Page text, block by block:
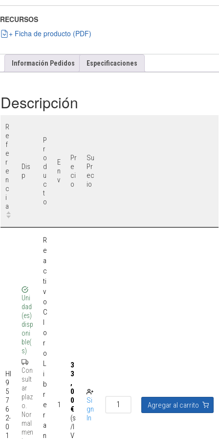
RECURSOS
+ Ficha de producto (PDF)
Información Pedidos Especificaciones
Descripción
R
e
f
e
r
e
n
c
i
a
Dis
p
P
r
o
d
u
c
t
o
E
n
v
Pr
e
ci
o
Su
Pr
ec
io
HI
9
5
7
6
2-
0
1
Uni
dad
(es)
disp
oni
ble(
s)
Con
sult
ar
plaz
o.
Nor
mal
men
R
e
a
c
ti
v
o
C
l
o
r
o
L
i
b
r
e
r
a
n
1
3
3
,
0
0
€
(s
/I
V
Si
gn
In
Agregar al carrito